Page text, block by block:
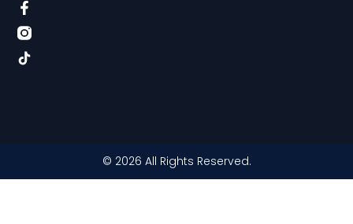
© 2026 All Rights Reserved.